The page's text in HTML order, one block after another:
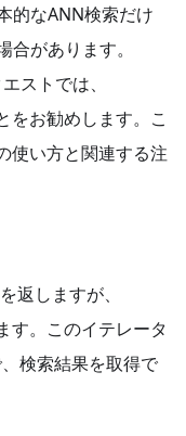
的なANN検索だけ
があります。
ストでは、
お勧めします。こ
い方と関連する注
返しますが、
。このイテレータ
検索結果を取得で